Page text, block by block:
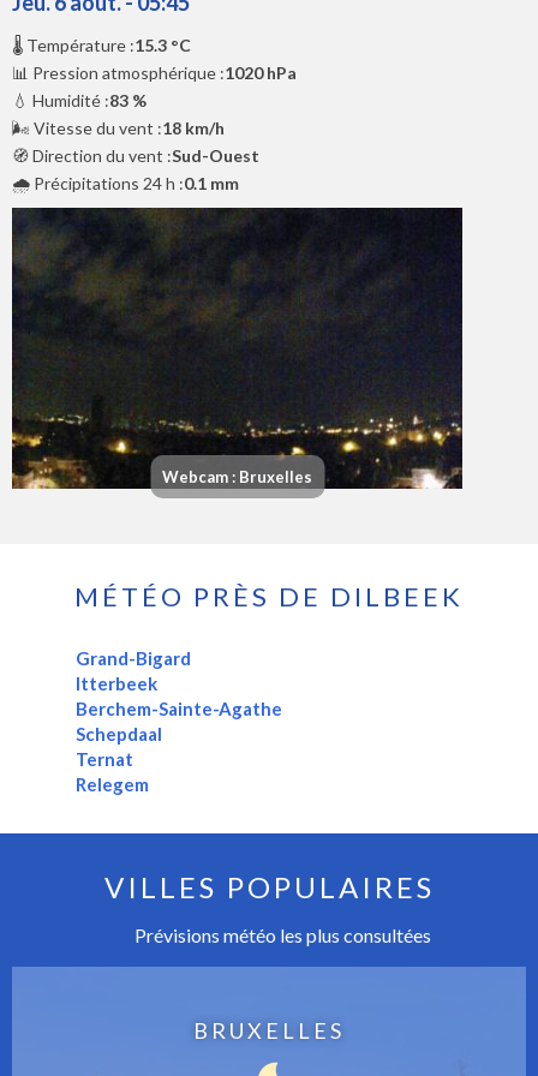
🌡️ Température :15.3 °C
📊 Pression atmosphérique :1020 hPa
💧 Humidité :83 %
🌬️ Vitesse du vent :18 km/h
🧭 Direction du vent :Sud-Ouest
🌧️ Précipitations 24 h :0.1 mm
Webcam : Bruxelles
MÉTÉO PRÈS DE DILBEEK
Grand-Bigard
Itterbeek
Berchem-Sainte-Agathe
Schepdaal
Ternat
Relegem
VILLES POPULAIRES
Prévisions météo les plus consultées
BRUXELLES